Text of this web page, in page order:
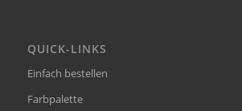
QUICK-LINKS
Einfach bestellen
Farbpalette